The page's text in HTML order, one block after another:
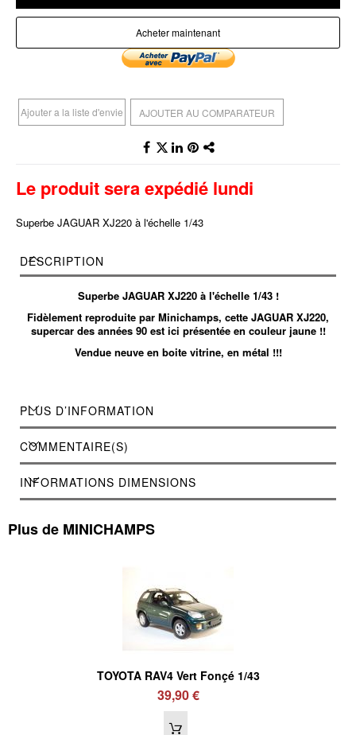
Acheter maintenant
Ajouter a la liste d'envie AJOUTER AU COMPARATEUR
Le produit sera expédié lundi
Superbe JAGUAR XJ220 à l'échelle 1/43
DESCRIPTION
Superbe JAGUAR XJ220 à l'échelle 1/43 !
Fidèlement reproduite par Minichamps, cette JAGUAR XJ220,
supercar des années 90 est ici présentée en couleur jaune !!
Vendue neuve en boite vitrine, en métal !!!
PLUS D’INFORMATION
COMMENTAIRE(S)
INFORMATIONS DIMENSIONS
Plus de MINICHAMPS
TOYOTA RAV4 Vert Fonçé 1/43
39,90 €